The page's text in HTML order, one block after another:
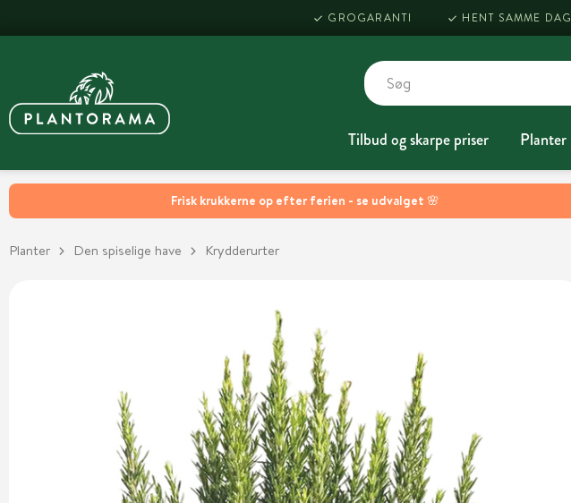
Frisk krukkerne op efter ferien - se udvalget 🌸
GROGARANTI HENT SAMME DAG
Tilbud og skarpe priser Planter
Planter Den spiselige have Krydderurter